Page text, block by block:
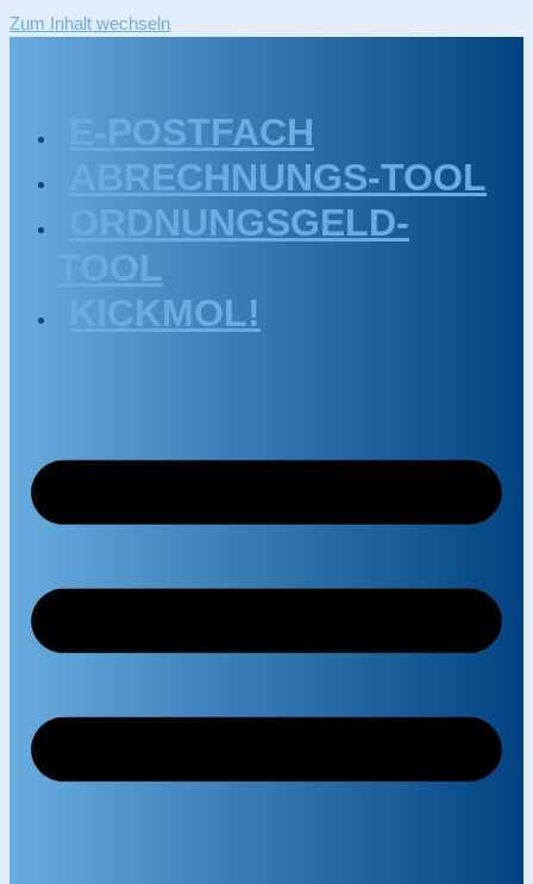
Zum Inhalt wechseln
E-POSTFACH
ABRECHNUNGS-TOOL
ORDNUNGSGELD-
TOOL
KICKMOL!